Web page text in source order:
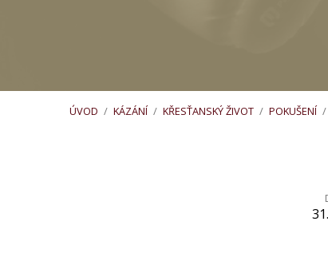
ÚVOD / KÁZÁNÍ / KŘESŤANSKÝ ŽIVOT / POKUŠENÍ /